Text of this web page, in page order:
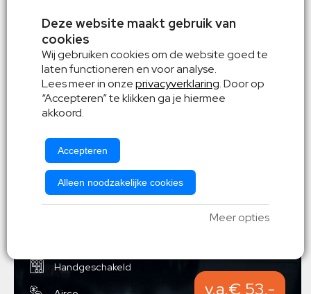
Handgeschakeld
v.a.€ 53,-
Deze website maakt gebruik van
cookies
Wij gebruiken cookies om de website goed te
laten functioneren en voor analyse.
Lees meer in onzeprivacyverklaring. Door op
“Accepteren” te klikken ga je hiermee
akkoord.
Accepteren
Alleen noodzakelijke cookies
Meer opties